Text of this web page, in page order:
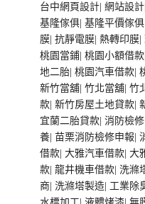
台中網頁設計 |網站設計
基隆傢俱 |基隆平價傢俱
膜 |抗靜電膜 |熱轉印膜 |
桃園當鋪 |桃園小額借款
地二胎 |桃園汽車借款 |
新竹當舖 |竹北當舖 |竹
款 |新竹房屋土地貸款 |
宜蘭二胎貸款 |消防檢
養 |苗栗消防檢修申報 |
借款 |大雅汽車借款 |大
款 |龍井機車借款 洗滌
商 洗滌塔製造 工業除